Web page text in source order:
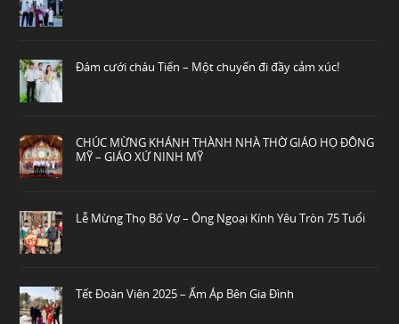
Đám cưới cháu Tiến – Một chuyến đi đầy cảm xúc!
CHÚC MỪNG KHÁNH THÀNH NHÀ THỜ GIÁO HỌ ĐÔNG
MỸ – GIÁO XỨ NINH MỸ
Lễ Mừng Thọ Bố Vợ – Ông Ngoại Kính Yêu Tròn 75 Tuổi
Tết Đoàn Viên 2025 – Ấm Áp Bên Gia Đình